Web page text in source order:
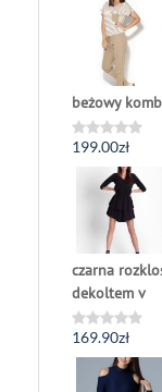
beżowy
Oceniono
199.00zł
czarna
dekoltem v
Oceniono
0
169.90zł